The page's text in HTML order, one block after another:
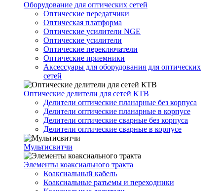
Оборудование для оптических сетей
Оптические передатчики
Оптическая платформа
Оптические усилители NGE
Оптические усилители
Оптические переключатели
Оптические приемники
Аксессуары для оборудования для оптических
сетей
Оптические делители для сетей КТВ
Делители оптические планарные без корпуса
Делители оптические планарные в корпусе
Делители оптические сварные без корпуса
Делители оптические сварные в корпусе
Мультисвитчи
Элементы коаксиального тракта
Коаксиальный кабель
Коаксиальные разъемы и переходники